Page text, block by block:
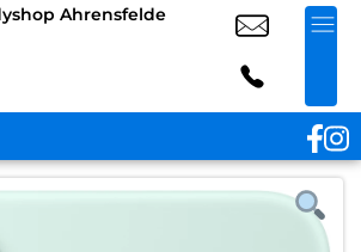
Ahrensfelde